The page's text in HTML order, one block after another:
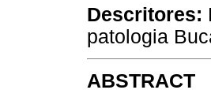
Descritores:
patologia
ABSTRACT